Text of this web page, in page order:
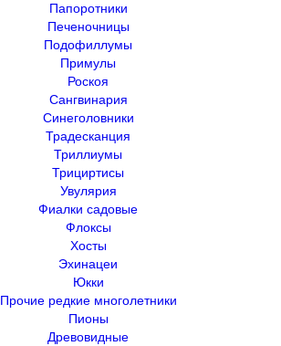
Папоротники
Печеночницы
Подофиллумы
Примулы
Роскоя
Сангвинария
Синеголовники
Традесканция
Триллиумы
Трициртисы
Увулярия
Фиалки садовые
Флоксы
Хосты
Эхинацеи
Юкки
Прочие редкие многолетники
Пионы
Древовидные